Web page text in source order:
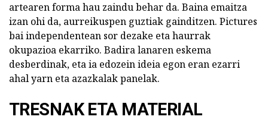
artearen forma hau zaindu behar da. Baina emaitza
izan ohi da, aurreikuspen guztiak gainditzen. Pictures
bai independentean sor dezake eta haurrak
okupazioa ekarriko. Badira lanaren eskema
desberdinak, eta ia edozein ideia egon eran ezarri
ahal yarn eta azazkalak panelak.
TRESNAK ETA MATERIAL